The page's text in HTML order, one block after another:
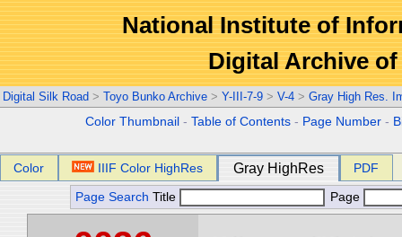
National Institute of
Digital Archive
Digital Silk Road > Toyo Bunko Archive > Y-III-7-9 > V-4 > Gray High Res.
Color Thumbnail -Table of Contents - Page Number -
Color IIIF Color HighRes Gray HighRes PDF
Page Search Title Page